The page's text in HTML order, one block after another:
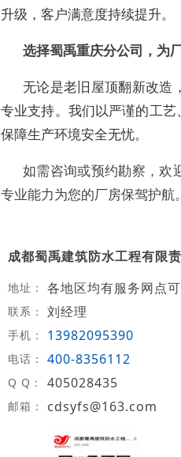
升级，客户满意度持续提升。
选择蜀禹重庆分公司，为
无论是老旧屋顶翻新改造
专业支持。我们以严谨的工
保障生产环境安全无忧。
如需咨询或预约勘察，欢
专业能力为您的厂房保驾护航。
成都蜀禹建筑防水工程有限
地址： 各地区均有服务网点
联系： 刘经理
手机： 13982095390
电话： 400-8356112
Q Q： 405028435
邮箱： cdsyfs@163.com